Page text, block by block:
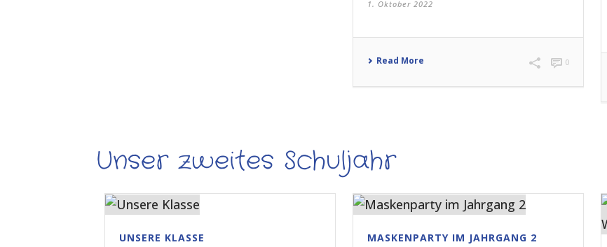
1. Oktober 2022
Read More 0
Unser zweites Schuljahr
UNSERE KLASSE MASKENPARTY IM JAHRGANG 2